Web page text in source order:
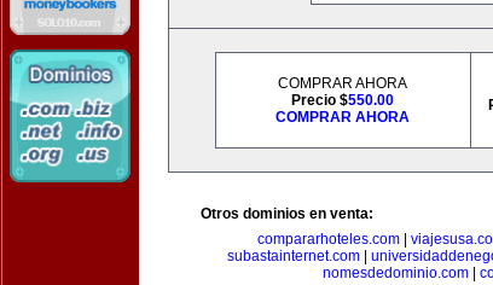
COMPRAR AHORA
Precio $550.00
COMPRAR AHORA
Otros dominios en venta:
compararhoteles.com|
subastainternet.com|
nomesdedominio.com|